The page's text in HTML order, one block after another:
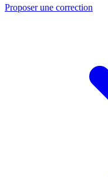
Proposer une correction